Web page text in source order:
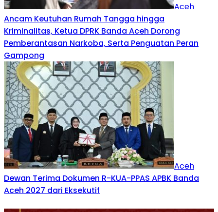
Aceh
Ancam Keutuhan Rumah Tangga hingga
Kriminalitas, Ketua DPRK Banda Aceh Dorong
Pemberantasan Narkoba, Serta Penguatan Peran
Gampong
Aceh
Dewan Terima Dokumen R-KUA-PPAS APBK Banda
Aceh 2027 dari Eksekutif